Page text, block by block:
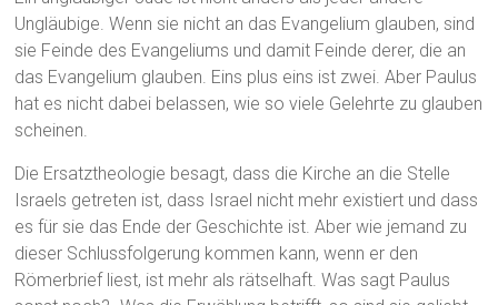
Ungläubige. Wenn sie nicht an das Evangelium glauben, sind
sie Feinde des Evangeliums und damit Feinde derer, die an
das Evangelium glauben. Eins plus eins ist zwei. Aber Paulus
hat es nicht dabei belassen, wie so viele Gelehrte zu glauben
scheinen.
Die Ersatztheologie besagt, dass die Kirche an die Stelle
Israels getreten ist, dass Israel nicht mehr existiert und dass
es für sie das Ende der Geschichte ist. Aber wie jemand zu
dieser Schlussfolgerung kommen kann, wenn er den
Römerbrief liest, ist mehr als rätselhaft. Was sagt Paulus